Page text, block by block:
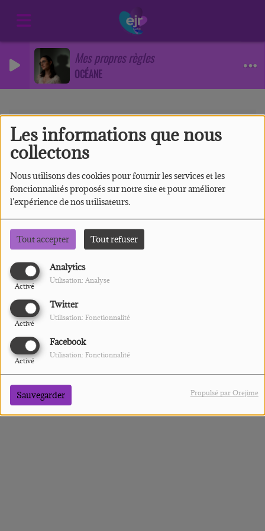
Les informations que nous
collectons
Nous utilisons des cookies pour fournir les services et les
fonctionnalités proposés sur notre site et pour améliorer
l'expérience de nos utilisateurs.
Tout accepter Tout refuser
Analytics
Activé
Utilisation: Analyse
Twitter
Activé
Utilisation: Fonctionnalité
Facebook
Activé
Utilisation: Fonctionnalité
Sauvegarder Propulsé par Orejime
Mes propres règles
OCÉANE
Photos
Photos
EJR RADIO